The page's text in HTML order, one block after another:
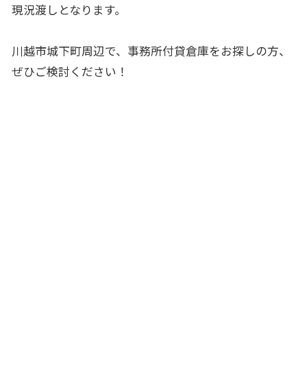
現況渡しとなります。
川越市城下町周辺で、事務所付貸倉庫をお探しの方、
ぜひご検討ください！